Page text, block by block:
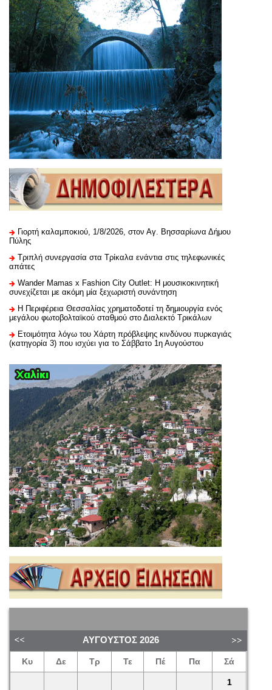
Γιορτή καλαμποκιού, 1/8/2026, στον Αγ. Βησσαρίωνα Δήμου
Πύλης
Τριπλή συνεργασία στα Τρίκαλα ενάντια στις τηλεφωνικές
απάτες
Wander Mamas x Fashion City Outlet: Η μουσικοκινητική
συνεχίζεται με ακόμη μία ξεχωριστή συνάντηση
H Περιφέρεια Θεσσαλίας χρηματοδοτεί τη δημιουργία ενός
μεγάλου φωτοβολταϊκού σταθμού στο Διαλεκτό Τρικάλων
Ετοιμότητα λόγω του Χάρτη πρόβλεψης κινδύνου πυρκαγιάς
(κατηγορία 3) που ισχύει για το Σάββατο 1η Αυγούστου
ΑΎΓΟΥΣΤΟΣ 2026
Κυ Δε Τρ Τε Πέ Πα Σά
1